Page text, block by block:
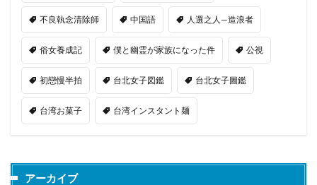
不良執念清除師 中国語 人選之人—造浪者
俗女養成記 僕と幽霊が家族になった件 公視
初戀慢半拍 台北女子図鑑 台北女子圖鑑
台湾お菓子 台湾インスタント麺
アーカイブ